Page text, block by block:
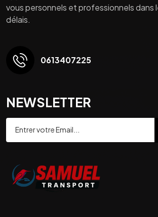
vous personnels et professionnels dans
délais.
0613407225
NEWSLETTER